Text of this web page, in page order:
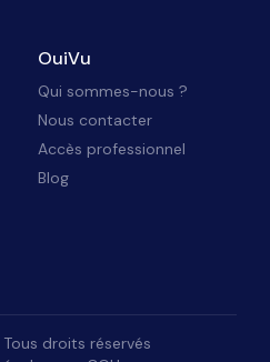
OuiVu
Qui sommes-nous ?
Nous contacter
Accès professionnel
Blog
Tous droits réservés